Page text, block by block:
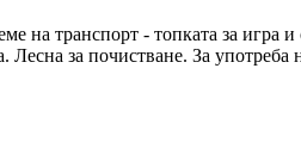
на транспорт - топката за игра
Лесна за почистване. За